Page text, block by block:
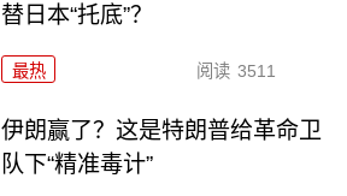
替日本“托底”？
最热 阅读 3511
伊朗赢了？这是特朗普给革命卫
队下“精准毒计”